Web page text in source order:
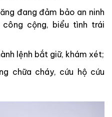
đang đảm bảo an ninh
cộng, biểu tình trái
lệnh bắt giữ, khám xét;
chữa cháy, cứu hộ cứu